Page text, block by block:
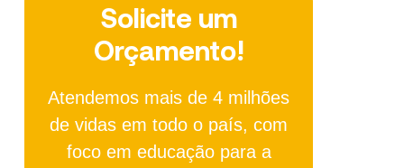
Solicite um
Orçamento!
Atendemos mais de 4 milhões
de vidas em todo o país, com
foco em educação para a